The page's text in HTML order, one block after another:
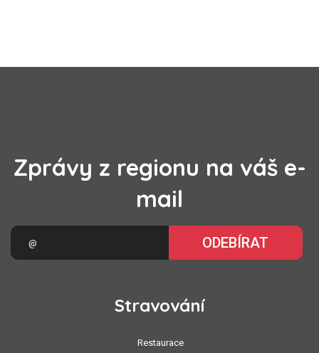
Zprávy z regionu na váš e-
mail
ODEBÍRAT
Stravování
Restaurace